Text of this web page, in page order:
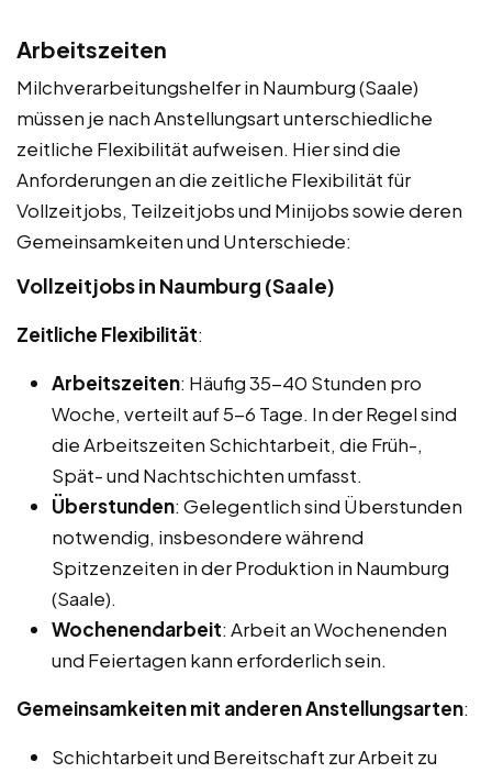
Arbeitszeiten
Milchverarbeitungshelfer in Naumburg (Saale)
müssen je nach Anstellungsart unterschiedliche
zeitliche Flexibilität aufweisen. Hier sind die
Anforderungen an die zeitliche Flexibilität für
Vollzeitjobs, Teilzeitjobs und Minijobs sowie deren
Gemeinsamkeiten und Unterschiede:
Vollzeitjobs in Naumburg (Saale)
Zeitliche Flexibilität:
Arbeitszeiten: Häufig 35-40 Stunden pro
Woche, verteilt auf 5-6 Tage. In der Regel sind
die Arbeitszeiten Schichtarbeit, die Früh-,
Spät- und Nachtschichten umfasst.
Überstunden: Gelegentlich sind Überstunden
notwendig, insbesondere während
Spitzenzeiten in der Produktion in Naumburg
(Saale).
Wochenendarbeit: Arbeit an Wochenenden
und Feiertagen kann erforderlich sein.
Gemeinsamkeiten mit anderen Anstellungsarten:
Schichtarbeit und Bereitschaft zur Arbeit zu